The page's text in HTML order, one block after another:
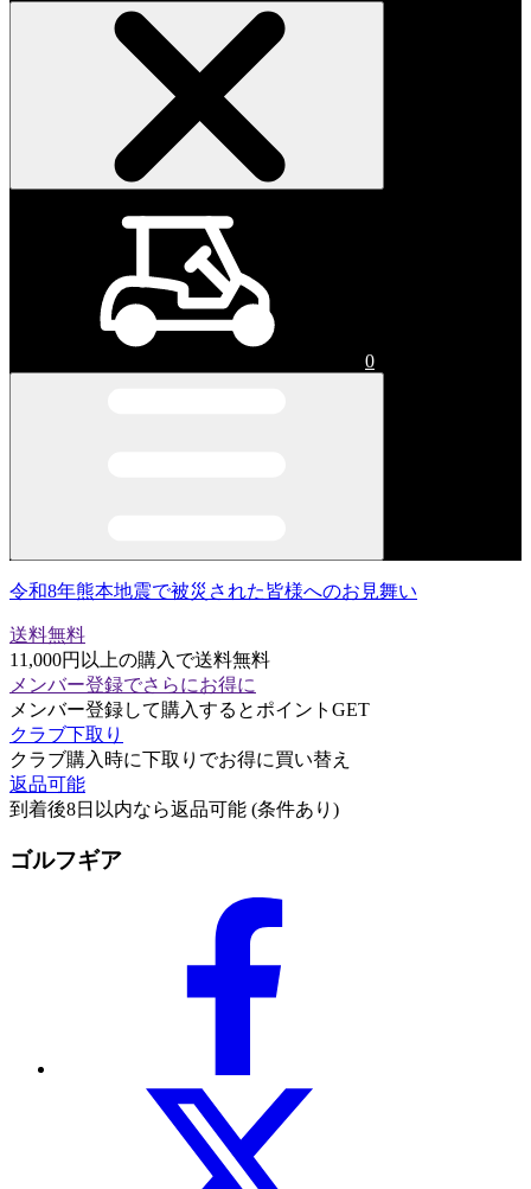
0
令和8年熊本地震で被災された皆様へのお見舞い
送料無料
11,000円以上の購入で送料無料
メンバー登録でさらにお得に
メンバー登録して購入するとポイントGET
クラブ下取り
クラブ購入時に下取りでお得に買い替え
返品可能
到着後8日以内なら返品可能 (条件あり)
ゴルフギア